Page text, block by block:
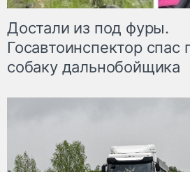
Достали из под фуры.
Госавтоинспектор
собаку дальнобойщика